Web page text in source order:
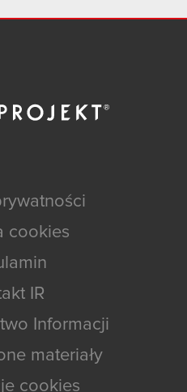
cookies
IR
Informacji
materiały
cookies